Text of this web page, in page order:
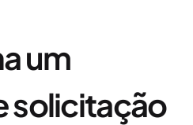
um
solicitação